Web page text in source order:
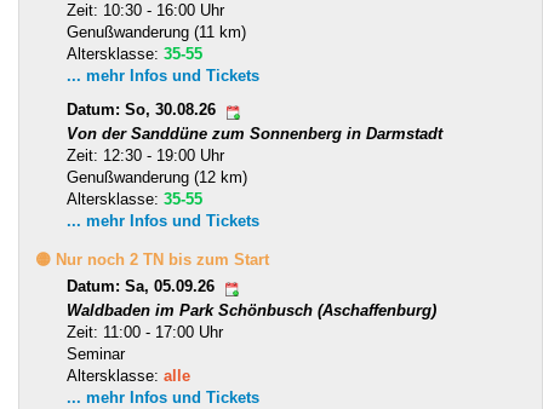
Zeit: 10:30 - 16:00 Uhr
Genußwanderung (11 km)
Altersklasse: 35-55
... mehr Infos und Tickets
Datum: So, 30.08.26
Von der Sanddüne zum Sonnenberg in Darmstadt
Zeit: 12:30 - 19:00 Uhr
Genußwanderung (12 km)
Altersklasse: 35-55
... mehr Infos und Tickets
🟡 Nur noch 2 TN bis zum Start
Datum: Sa, 05.09.26
Waldbaden im Park Schönbusch (Aschaffenburg)
Zeit: 11:00 - 17:00 Uhr
Seminar
Altersklasse: alle
... mehr Infos und Tickets